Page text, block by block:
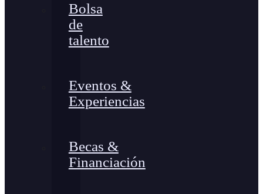
Bolsa
de
talento
Eventos &
Experiencias
Becas &
Financiación